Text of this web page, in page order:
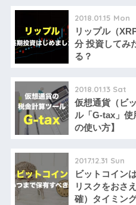
2018.01.15 Mon
リップル（
分 投資してみ
る？
2018.01.13 Sat
仮想通貨（ビ
ル「G-tax」使
の使い方】
2017.12.31 Sun
ビットコイン
リスクをおさ
確）タイミン